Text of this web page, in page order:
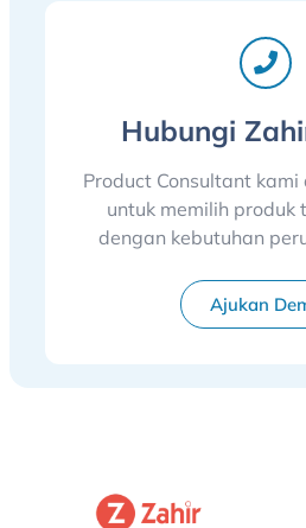
Hubungi
Product Consultant
untuk memilih produk
dengan kebutuhan
Ajukan